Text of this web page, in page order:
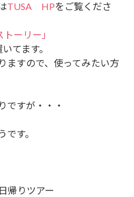
TUSA HPをご覧くださ
トーリー」
てます。
ますので、使ってみたい方
ですが・・・
す。
帰りツアー